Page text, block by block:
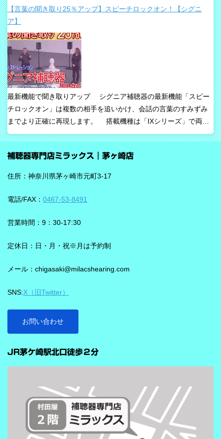
「騒音下でも鮮やかな聞き取り」、「世界最小AI補聴器」、
「Auracast標準搭載」が主な特長です。 ビビアが目指している
のは、単純な増幅だけではありません。 周囲の音の中から、聞き
たい声に意識を向けやすくすること、そして自然な聞こえ方をで
きるだけ保ちながら会話を楽にすることが、このシリーズの重要
な考え方です。 ビビアの中核は【IA】という考え方 ビビアで
は、リサウンドがIntelligence Augmented（インテリジェンス・オ
ーグメンテッド）と呼ぶ考え方を採用しています。 これは、AIが
すべてを一方的に処理するのではなく、人の脳が本来持っている
音を選び取る力を支えるという発想で、脳の自然な処理を助ける
ためのAIとしています。 騒がしい場所では、相手の声だけでな
音が同時に耳に入ってきます。 ビビアは、そうした場面で必要な
ことばと不要な雑音のコントラストをつくる方向で働くことが特
やすくする設計と考えると理解しやすいです。 DNNチップで、騒
Neural Network）チップが搭載されています。 このDNNチップは
を支える役割を担うと説明されています。 さらに、このチップが
作し、1日あたり4.9兆回の演算を行うとされています。 「インテ
ビビアの注目機能の一つが「インテリジェンス フォーカス」で
す。 この機能は話し声と雑音を自動で識別し、雑音とのコントラ
ストをつけることで、より聞き取りを助ける会話学習を利用した
雑音抑制機能です。※9クラスのみ搭載 重要なのは、この機能
が“周囲の音を全部
【言葉の聞き取り25％アップ】スピーチロックオン！【シグニ
ア】
最新機能で聞き取りアップ シグニア補聴器の最新機能「スピー
チロックオン」は複数の相手を追いかけ、会話の言葉のすみずみ
までより正確に再現します。 搭載機種は「IXシリーズ」で両耳
装用時に働きます。片耳装用の場合は、ワードロックオン機能で
し、7クラスならデータを192,000個収集するから、騒音下での言
葉の聞き取りが25％アップ！ 会話が聞き取りにくい環境であ
ズ」ならより聞き取りやすくしてくれます。 デモ動画で確認 🔽ス
もロックオン機能を使えば、言葉の聞き取りが25％アップ！
補聴器専門店ミラックス｜茅ヶ崎店
住所：神奈川県茅ヶ崎市元町3-17
電話/FAX： 0467-53-8491
営業時間：9：30-17:30
定休日：日・月・祝※月は予約制
メール：chigasaki@milacshearing.com
SNS:X（旧Twitter）
お問い合わせ
JR茅ケ崎駅北口徒歩２分